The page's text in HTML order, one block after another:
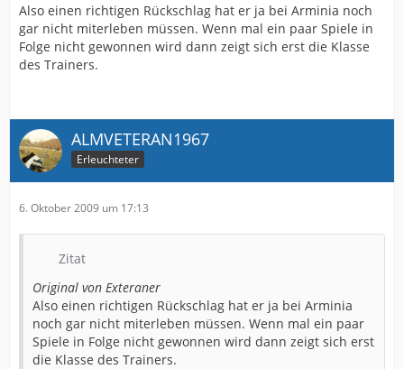
Also einen richtigen Rückschlag hat er ja bei Arminia noch
gar nicht miterleben müssen. Wenn mal ein paar Spiele in
Folge nicht gewonnen wird dann zeigt sich erst die Klasse
des Trainers.
ALMVETERAN1967
Erleuchteter
6. Oktober 2009 um 17:13
Zitat
Original von Exteraner
Also einen richtigen Rückschlag hat er ja bei Arminia
noch gar nicht miterleben müssen. Wenn mal ein paar
Spiele in Folge nicht gewonnen wird dann zeigt sich erst
die Klasse des Trainers.